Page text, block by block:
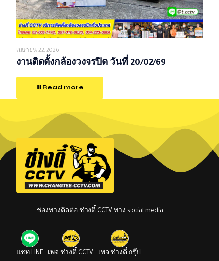
เมษายน 22, 2026
งานติดตั้งกล้องวงจรปิด วันที่ 20/02/69
Read more
ช่องทางติดต่อ ช่างตี๋ CCTV ทาง social media
แชท LINE เพจ ช่างตี๋ CCTV เพจ ช่างตี๋ กรุ๊ป